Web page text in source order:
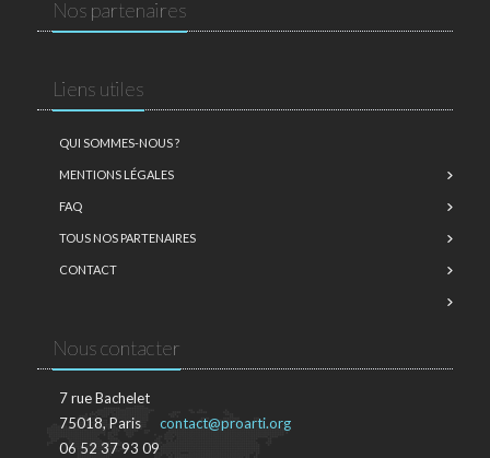
Nos partenaires
Liens utiles
QUI SOMMES-NOUS ?
MENTIONS LÉGALES
FAQ
TOUS NOS PARTENAIRES
CONTACT
Nous contacter
7 rue Bachelet
75018, Paris
06 52 37 93 09
contact@proarti.org